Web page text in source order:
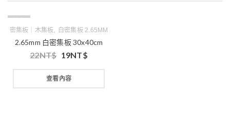
密集板｜木集板 白密集板 2.65MM
2.65mm 白密集板 30x40cm
22NT$ 19NT$
查看內容